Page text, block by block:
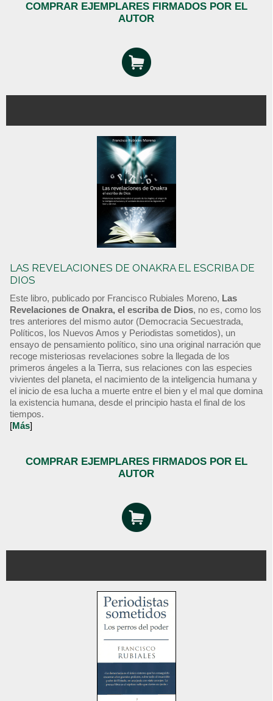
COMPRAR EJEMPLARES FIRMADOS POR EL
AUTOR
LAS REVELACIONES DE ONAKRA EL ESCRIBA DE
DIOS
Este libro, publicado por Francisco Rubiales Moreno, Las
Revelaciones de Onakra, el escriba de Dios, no es, como los
tres anteriores del mismo autor (Democracia Secuestrada,
Políticos, los Nuevos Amos y Periodistas sometidos), un
ensayo de pensamiento político, sino una original narración que
recoge misteriosas revelaciones sobre la llegada de los
primeros ángeles a la Tierra, sus relaciones con las especies
vivientes del planeta, el nacimiento de la inteligencia humana y
el inicio de esa lucha a muerte entre el bien y el mal que domina
la existencia humana, desde el principio hasta el final de los
tiempos.
[Más]
COMPRAR EJEMPLARES FIRMADOS POR EL
AUTOR